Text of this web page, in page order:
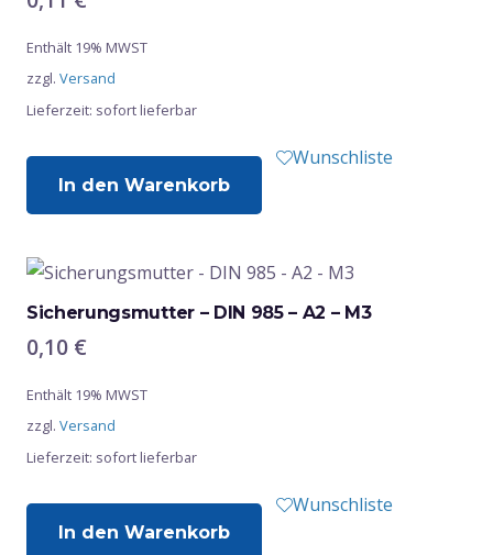
Enthält 19% MWST
zzgl. Versand
Lieferzeit: sofort lieferbar
In den Warenkorb
Wunschliste
Sicherungsmutter – DIN 985 – A2 – M3
0,10 €
Enthält 19% MWST
zzgl. Versand
Lieferzeit: sofort lieferbar
In den Warenkorb
Wunschliste